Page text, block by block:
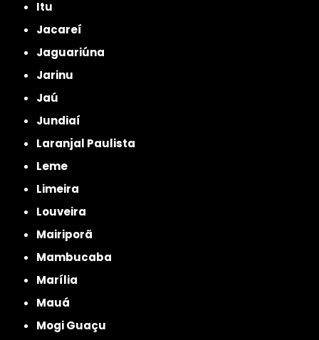
Itu
Jacareí
Jaguariúna
Jarinu
Jaú
Jundiaí
Laranjal Paulista
Leme
Limeira
Louveira
Mairiporã
Mambucaba
Marília
Mauá
Mogi Guaçu